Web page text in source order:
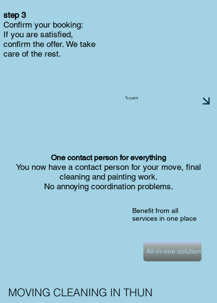
step 3
Confirm your booking:
If you are satisfied,
confirm the offer. We take
care of the rest.
To paint
One contact person for everything
You now have a contact person for your move, final
cleaning and painting work.
No annoying coordination problems.
All-in-one solution
Benefit from all
services in one place
MOVING CLEANING IN THUN